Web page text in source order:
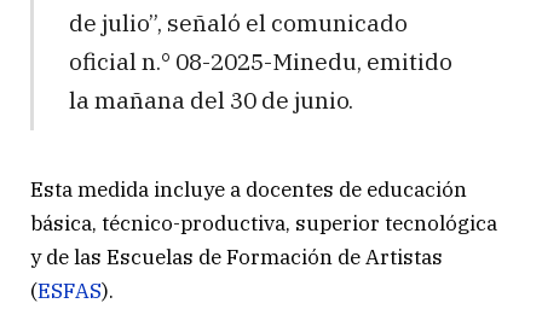
de julio”, señaló el comunicado
oficial n.° 08-2025-Minedu, emitido
la mañana del 30 de junio.
Esta medida incluye a docentes de educación
básica, técnico-productiva, superior tecnológica
y de las Escuelas de Formación de Artistas
(ESFAS).